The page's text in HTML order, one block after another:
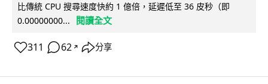
比傳統 CPU 搜尋速度快約 1 億倍，延遲低至 36 皮秒（即
0.00000000...
閱讀全文
311 62 ↗ 分享